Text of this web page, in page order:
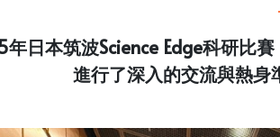
日本筑波Science Edge科研比
進行了深入的交流與熱身